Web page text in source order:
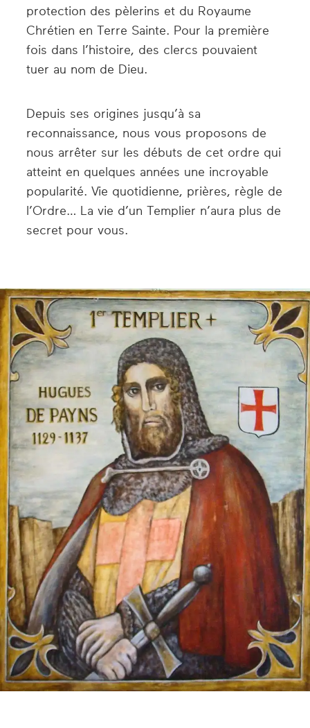
protection des pèlerins et du Royaume
Chrétien en Terre Sainte. Pour la première
fois dans l’histoire, des clercs pouvaient
tuer au nom de Dieu.
Depuis ses origines jusqu’à sa
reconnaissance, nous vous proposons de
nous arrêter sur les débuts de cet ordre qui
atteint en quelques années une incroyable
popularité. Vie quotidienne, prières, règle de
l’Ordre… La vie d’un Templier n’aura plus de
secret pour vous.